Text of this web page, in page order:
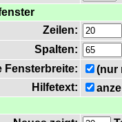
Zeilen:
Spalten:
Fensterbreite:
(nur
Hilfetext: